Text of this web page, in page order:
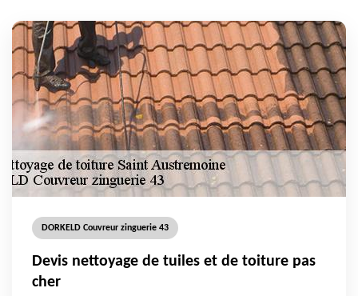
DORKELD Couvreur zinguerie 43
Devis nettoyage de tuiles et de toiture pas
cher